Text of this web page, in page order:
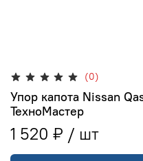
(0)
Упор капота Nissan
ТехноМастер
1 520 ₽